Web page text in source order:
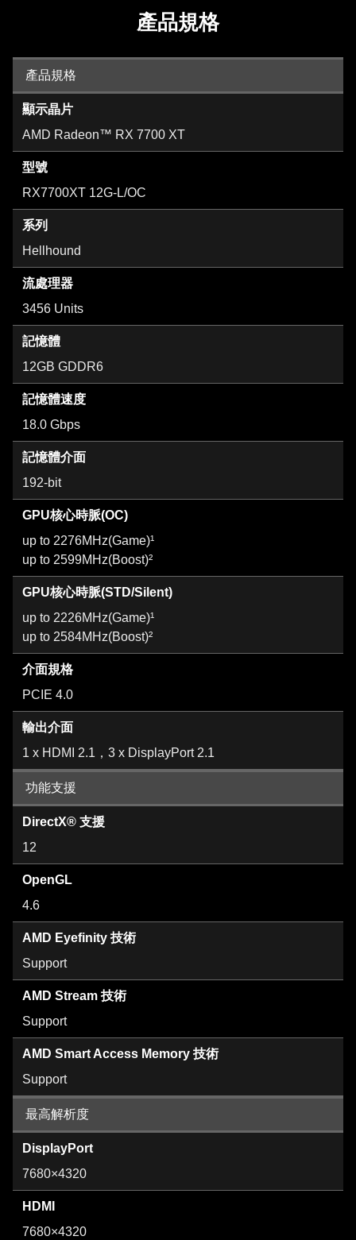
產品規格
產品規格
顯示晶片
AMD Radeon™ RX 7700 XT
型號
RX7700XT 12G-L/OC
系列
Hellhound
流處理器
3456 Units
記憶體
12GB GDDR6
記憶體速度
18.0 Gbps
記憶體介面
192-bit
GPU核心時脈(OC)
up to 2276MHz(Game)¹
up to 2599MHz(Boost)²
GPU核心時脈(STD/Silent)
up to 2226MHz(Game)¹
up to 2584MHz(Boost)²
介面規格
PCIE 4.0
輸出介面
1 x HDMI 2.1，3 x DisplayPort 2.1
功能支援
DirectX® 支援
12
OpenGL
4.6
AMD Eyefinity 技術
Support
AMD Stream 技術
Support
AMD Smart Access Memory 技術
Support
最高解析度
DisplayPort
7680×4320
HDMI
7680×4320